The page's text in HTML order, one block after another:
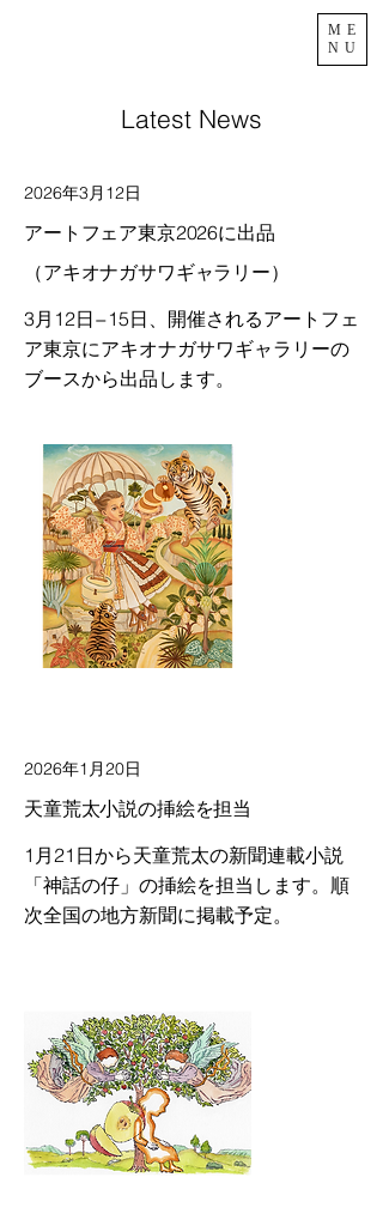
ME
NU
Latest News
2026年3月12日
アートフェア東京2026に出品
（アキオナガサワギャラリー）
3月12日−15日、開催されるアートフェ
ア東京にアキオナガサワギャラリーの
ブースから出品します。
2026年1月20日
天童荒太小説の挿絵を担当
1月21日から天童荒太の新聞連載小説
「神話の仔」の挿絵を担当します。順
次全国の地方新聞に掲載予定。